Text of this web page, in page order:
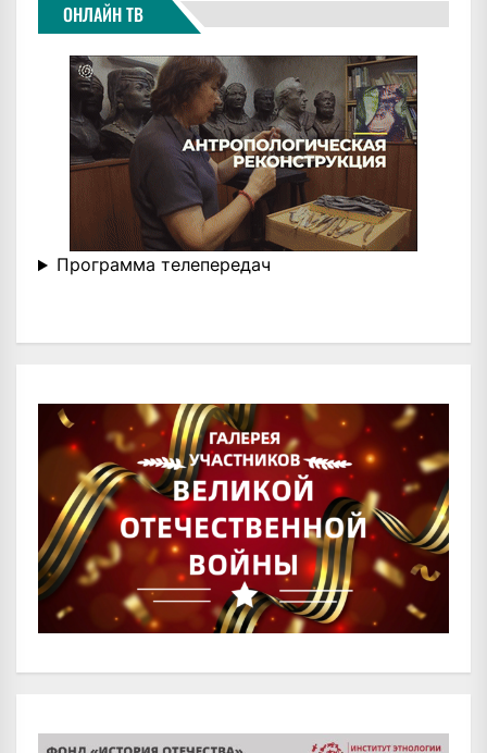
ОНЛАЙН ТВ
Программа телепередач